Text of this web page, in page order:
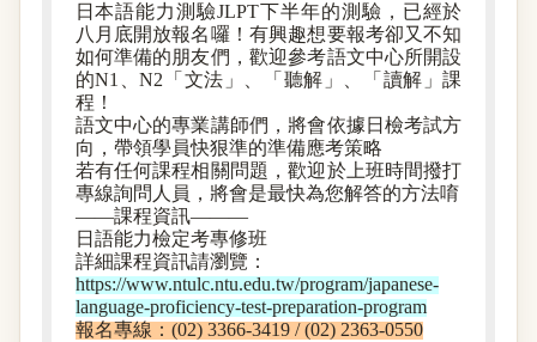
日本語能力測驗JLPT下半年的測驗，已經於
八月底開放報名囉！有興趣想要報考卻又不知
如何準備的朋友們，歡迎參考語文中心所開設
的N1、N2「文法」、「聽解」、「讀解」課
程！
語文中心的專業講師們，將會依據日檢考試方
向，帶領學員快狠準的準備應考策略
若有任何課程相關問題，歡迎於上班時間撥打
專線詢問人員，將會是最快為您解答的方法唷
——課程資訊———
日語能力檢定考專修班
詳細課程資訊請瀏覽：
https://www.ntulc.ntu.edu.tw/program/japanese-
language-proficiency-test-preparation-program
報名專線：(02) 3366-3419 / (02) 2363-0550